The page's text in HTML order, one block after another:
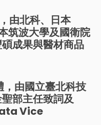
由北科、日本
筑波大學及國衛院
成果與醫材商品
由國立臺北科技
部主任致詞及
Vice